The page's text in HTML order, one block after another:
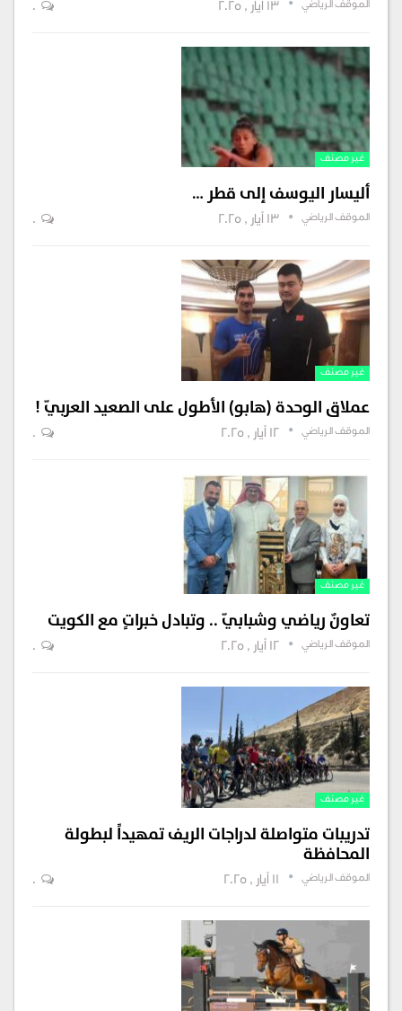
الموقف الرياضي 13 أيار , 2025 0
غير مصنف
أليسار اليوسف إلى قطر …
الموقف الرياضي 13 أيار , 2025 0
غير مصنف
عملاق الوحدة (هابو) الأطول على الصعيد العربيّ !
الموقف الرياضي 0
غير مصنف
تعاونٌ رياضي وشبابيّ .. وتبادل خبراتٍ مع الكويت
الموقف الرياضي 0
غير مصنف
تدريبات متواصلة لدراجات الريف تمهيداً لبطولة
المحافظة
الموقف الرياضي 0